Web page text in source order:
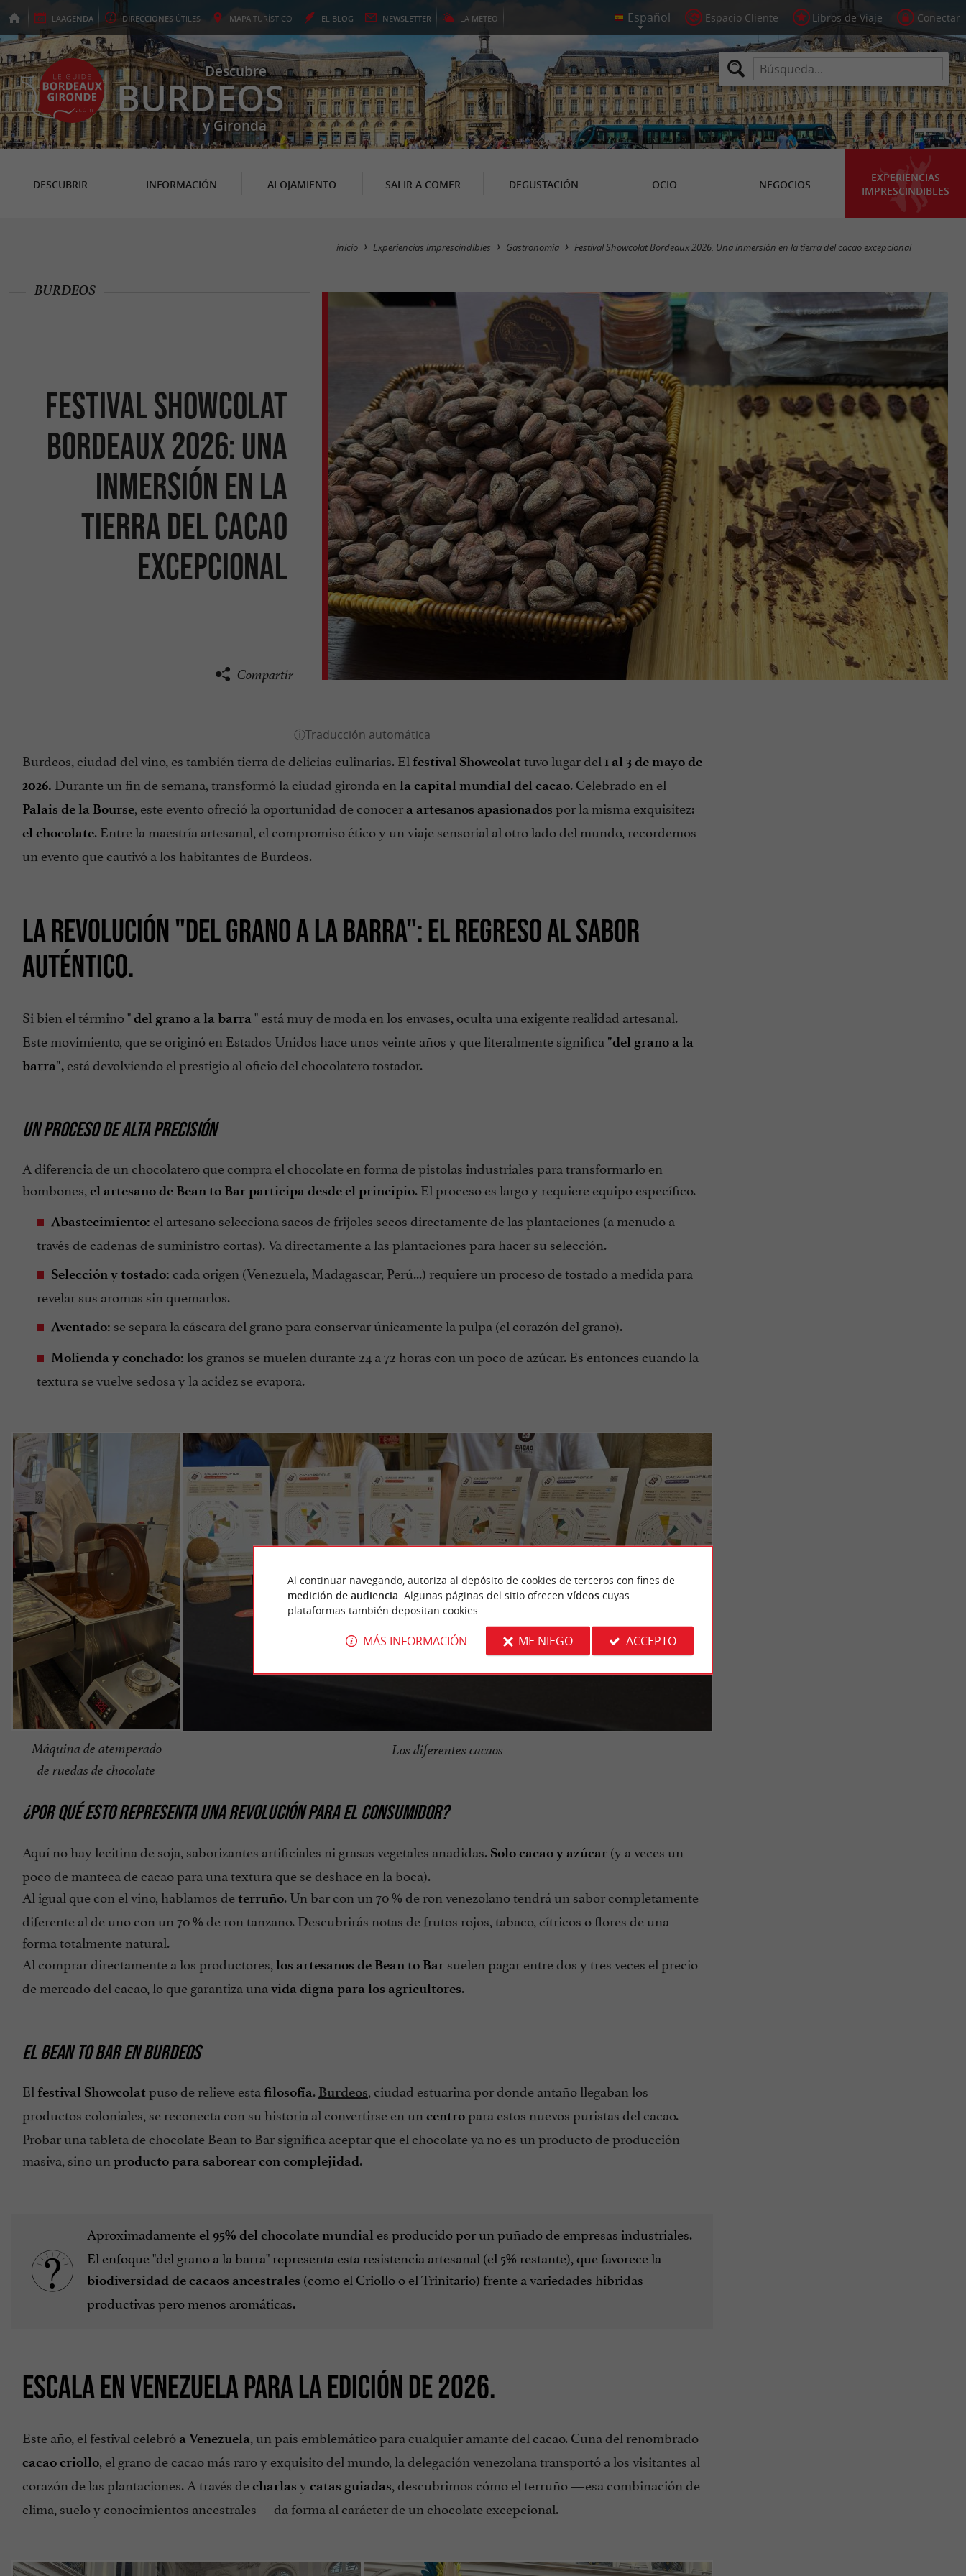
LAAGENDA DIRECCIONES ÚTILES MAPA TURÍSTICO EL BLOG NEWSLETTER LA METEO Espacio Cliente Libros de Viaje Conectar
Descubre
BURDEOS
y Gironda
DESCUBRIR INFORMACIÓN ALOJAMIENTO SALIR A COMER DEGUSTACIÓN OCIO NEGOCIOS
EXPERIENCIAS
IMPRESCINDIBLES
inicio Experiencias imprescindibles Gastronomia Festival Showcolat Bordeaux 2026: Una inmersión en la tierra del cacao excepcional
Festival Showcolat
Bordeaux 2026: Una
inmersión en la
tierra del cacao
excepcional
BURDEOS
Compartir
Burdeos, ciudad del vino, es también tierra de delicias culinarias. El festival Showcolat tuvo lugar del 1 al 3 de mayo de
2026. Durante un fin de semana, transformó la ciudad gironda en la capital mundial del cacao. Celebrado en el
Palais de la Bourse, este evento ofreció la oportunidad de conocer a artesanos apasionados por la misma exquisitez:
el chocolate. Entre la maestría artesanal, el compromiso ético y un viaje sensorial al otro lado del mundo, recordemos
un evento que cautivó a los habitantes de Burdeos.
LA REVOLUCIÓN "DEL GRANO A LA BARRA": EL REGRESO AL SABOR
AUTÉNTICO.
Si bien el término "del grano a la barra " está muy de moda en los envases, oculta una exigente realidad artesanal.
Este movimiento, que se originó en Estados Unidos hace unos veinte años y que literalmente significa "del grano a la
barra", está devolviendo el prestigio al oficio del chocolatero tostador.
UN PROCESO DE ALTA PRECISIÓN
A diferencia de un chocolatero que compra el chocolate en forma de pistolas industriales para transformarlo en
bombones, el artesano de Bean to Bar participa desde el principio. El proceso es largo y requiere equipo específico.
Abastecimiento: el artesano selecciona sacos de frijoles secos directamente de las plantaciones (a menudo a
través de cadenas de suministro cortas). Va directamente a las plantaciones para hacer su selección.
Selección y tostado: cada origen (Venezuela, Madagascar, Perú...) requiere un proceso de tostado a medida para
revelar sus aromas sin quemarlos.
Aventado: se separa la cáscara del grano para conservar únicamente la pulpa (el corazón del grano).
Molienda y conchado: los granos se muelen durante 24 a 72 horas con un poco de azúcar. Es entonces cuando la
textura se vuelve sedosa y la acidez se evapora.
Máquina de atemperado
de ruedas de chocolate
Los diferentes cacaos
¿POR QUÉ ESTO REPRESENTA UNA REVOLUCIÓN PARA EL CONSUMIDOR?
Aquí no hay lecitina de soja, saborizantes artificiales ni grasas vegetales añadidas. Solo cacao y azúcar (y a veces un
poco de manteca de cacao para una textura que se deshace en la boca).
Al igual que con el vino, hablamos deterruño. Un bar con un 70 % de ron venezolano tendrá un sabor completamente
diferente al de uno con un 70 % de ron tanzano. Descubrirás notas de frutos rojos, tabaco, cítricos o flores de una
forma totalmente natural.
Al comprar directamente a los productores, los artesanos de Bean to Bar suelen pagar entre dos y tres veces el precio
de mercado del cacao, lo que garantiza una vida digna para los agricultores.
EL BEAN TO BAR EN BURDEOS
El festival Showcolat puso de relieve esta filosofía. Burdeos, ciudad estuarina por donde antaño llegaban los
productos coloniales, se reconecta con su historia al convertirse en un centropara estos nuevos puristas del cacao.
Probar una tableta de chocolate Bean to Bar significa aceptar que el chocolate ya no es un producto de producción
masiva, sino un producto para saborear con complejidad.
Aproximadamenteel 95% del chocolate mundial es producido por un puñado de empresas industriales.
El enfoque "del grano a la barra" representa esta resistencia artesanal (el 5% restante), que favorece la
biodiversidadde cacaos ancestrales (como el Criollo o el Trinitario) frente a variedades híbridas
productivas pero menos aromáticas.
ESCALA EN VENEZUELA PARA LA EDICIÓN DE 2026.
Este año, el festival celebró a Venezuela, un país emblemático para cualquier amante del cacao. Cuna del renombrado
cacao criollo, el grano de cacao más raro y exquisito del mundo, la delegación venezolana transportó a los visitantes al
corazón de las plantaciones. A través decharlas y catas guiadas, descubrimos cómo el terruño —esa combinación de
clima, suelo y conocimientos ancestrales— da forma al carácter de un chocolate excepcional.
Al continuar navegando, autoriza al depósito de cookies de terceros con fines de
medición de audiencia . Algunas páginas del sitio ofrecen vídeoscuyas
plataformas también depositan cookies.
MÁS INFORMACIÓN ME NIEGO ACCEPTO